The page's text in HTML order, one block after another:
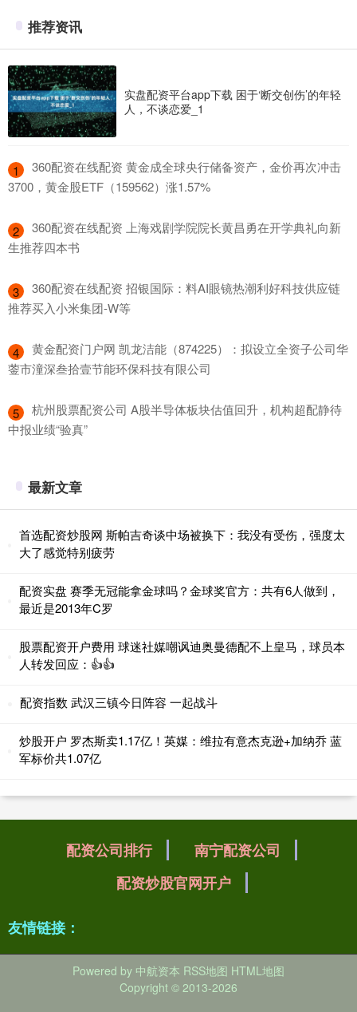
推荐资讯
实盘配资平台app下载 困于‘断交创伤’的年轻
人，不谈恋爱_1
1
​360配资在线配资 黄金成全球央行储备资产，金价再次冲击
3700，黄金股ETF（159562）涨1.57%
2
​360配资在线配资 上海戏剧学院院长黄昌勇在开学典礼向新
生推荐四本书
3
​360配资在线配资 招银国际：料AI眼镜热潮利好科技供应链
推荐买入小米集团-W等
4
​黄金配资门户网 凯龙洁能（874225）：拟设立全资子公司华
蓥市潼深叁拾壹节能环保科技有限公司
5
​杭州股票配资公司 A股半导体板块估值回升，机构超配静待
中报业绩“验真”
最新文章
首选配资炒股网 斯帕吉奇谈中场被换下：我没有受伤，强度太
大了感觉特别疲劳
配资实盘 赛季无冠能拿金球吗？金球奖官方：共有6人做到，
最近是2013年C罗
股票配资开户费用 球迷社媒嘲讽迪奥曼德配不上皇马，球员本
人转发回应：👍👍
配资指数 武汉三镇今日阵容 一起战斗 ​​​
炒股开户 罗杰斯卖1.17亿！英媒：维拉有意杰克逊+加纳乔 蓝
军标价共1.07亿
配资公司排行
南宁配资公司
配资炒股官网开户
友情链接：
Powered by 中航资本 RSS地图 HTML地图
Copyright © 2013-2026